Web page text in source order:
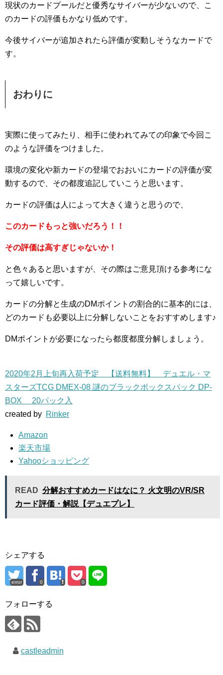
現状のカードプールだと優秀なサイバーが少ないので、こ
のカードの評価もかなり低めです。
今後サイバーが追加されたら評価が変動しそうなカードで
す。
おわりに
実際に使ってみたり、相手に使われてみての印象で今回こ
のような評価をつけました。
環境の変化や新カードの登場でおおいにカードの評価が変
動するので、その都度追記していこうと思います。
カードの評価は人によって大きく違うと思うので、
このカードもっと強いだろう！！
その評価は高すぎじゃないか！
と色々あると思いますが、その際はご意見頂ける参考にな
って嬉しいです。
カードの分解と生成のDMポイントの割合的に基本的には、
どのカードも必要以上に分解しないことをおすすめします♪
DMポイントが必要になったら都度都度分解しましょう。
2020年2月上旬再入荷予定 【送料無料】 デュエル・マ
スターズTCG DMEX-08 謎のブラックボックスパック DP-
BOX 20パック入
created by Rinker
Amazon
楽天市場
Yahooショッピング
READ 分解おすすめカードはなに？ 火文明のVR/SR
カード評価・解説【デュエプレ】
シェアする
error 0 0
フォローする
castleadmin